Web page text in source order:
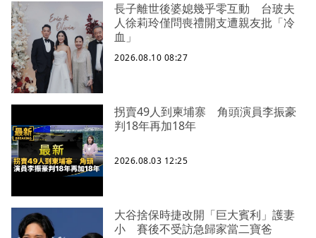
長子離世後婆媳幾乎零互動 台玻夫
人徐莉玲僅問喪禮開支遭親友批「冷
血」
2026.08.10 08:27
拐賣49人到柬埔寨 角頭演員李振豪
判18年再加18年
2026.08.03 12:25
大谷捨保時捷改開「巨大賓利」護妻
小 賽後不受訪急歸家當二寶爸